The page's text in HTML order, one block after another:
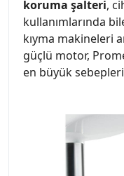
koruma şalteri,
kullanımlarında
kıyma makineleri
güçlü motor,
en büyük